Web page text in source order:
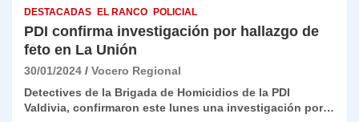
DESTACADAS EL RANCO POLICIAL
PDI confirma investigación por hallazgo de
feto en La Unión
30/01/2024
Vocero Regional
Detectives de la Brigada de Homicidios de la PDI
Valdivia, confirmaron este lunes una investigación por…